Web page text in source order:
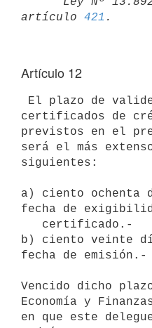
artículo 421
Artículo 12
certificados de
previstos en el
será el más
siguientes:
a) ciento
fecha de
b) ciento veinte
fecha de emisión.-
Vencido dicho
Economía y
en que este